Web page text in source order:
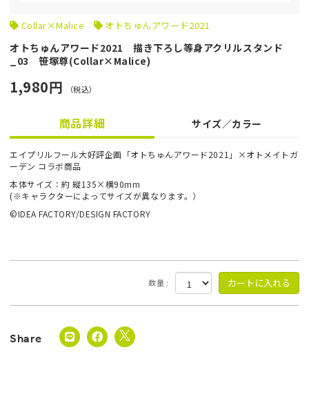
Collar×Malice オトちゅんアワード2021
オトちゅんアワード2021 描き下ろし等身アクリルスタンド
_03 笹塚尊(Collar×Malice)
1,980円 （税込）
商品詳細 サイズ／カラー
エイプリルフール大好評企画「オトちゅんアワード2021」×オトメイトガ
ーデン コラボ商品
本体サイズ：約 縦135×横90mm
(※キャラクターによってサイズが異なります。）
©IDEA FACTORY/DESIGN FACTORY
数量 :